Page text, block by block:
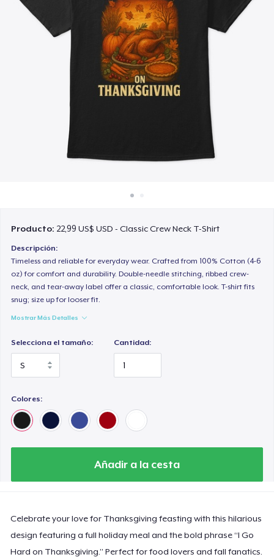
Venda en todas partes
Venda lo que sea
Producto: 22,99 US$ USD - Classic Crew Neck T-Shirt
Descripción:
Timeless and reliable for everyday wear. Crafted from 100% Cotton (4-6
oz) for comfort and durability. Double-needle stitching, ribbed crew-
neck, and tear-away label offer a classic, comfortable look. T-shirt fits
snug; size up for looser fit.
Mostrar Más Detalles
Selecciona el tamaño: Cantidad:
Colores:
Añadir a la cesta
Celebrate your love for Thanksgiving feasting with this hilarious
design featuring a full holiday meal and the bold phrase “I Go
Hard on Thanksgiving.” Perfect for food lovers and fall fanatics.